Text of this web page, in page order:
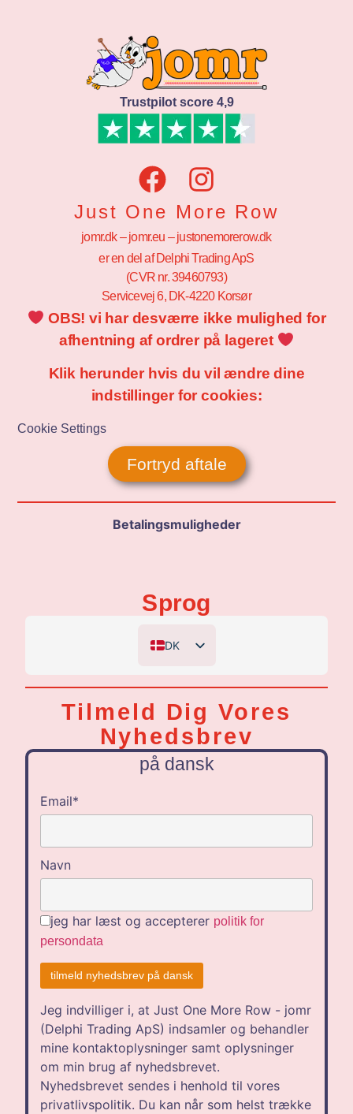
Trustpilot score 4,9
Just One More Row
jomr.dk – jomr.eu – justonemorerow.dk
er en del af Delphi Trading ApS
(CVR nr. 39460793)
Servicevej 6, DK-4220 Korsør
OBS! vi har desværre ikke mulighed for
afhentning af ordrer på lageret
Klik herunder hvis du vil ændre dine
indstillinger for cookies:
Cookie Settings
Fortryd aftale
Betalingsmuligheder
Sprog
DK
NL
Tilmeld Dig Vores
Nyhedsbrev
på dansk
Email*
Navn
jeg har læst og accepterer politik for
persondata
Jeg indvilliger i, at Just One More Row - jomr
(Delphi Trading ApS) indsamler og behandler
mine kontaktoplysninger samt oplysninger
om min brug af nyhedsbrevet.
Nyhedsbrevet sendes i henhold til vores
privatlivspolitik. Du kan når som helst trække